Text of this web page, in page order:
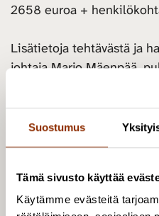
Suostumus
Tämä sivusto käyttää
Käytämme evästeitä
2658 euroa +
Lisätietoja tehtävästä ja
johtaja Marjo Mäenpää,
Lähetäthän hakemuksesi
10.3.2023mennessä
info@cupore.fi,
Kulttuuripolitiikan